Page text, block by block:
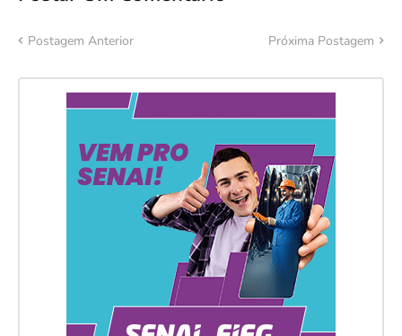
Postagem Anterior Próxima Postagem